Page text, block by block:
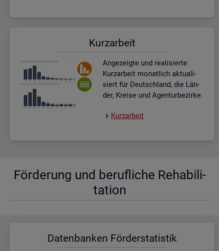
Kurz­ar­beit
An­ge­zeig­te und rea­li­sier­te
Kurz­ar­beit mo­nat­lich ak­tua­li­
siert für Deutsch­land, die Län­
der, Krei­se und Agen­tur­be­zir­ke.
Kurz­ar­beit
För­de­rung und be­ruf­li­che Re­ha­bi­li­
ta­ti­on
Da­ten­ban­ken För­der­sta­tis­tik